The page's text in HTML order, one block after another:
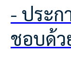
- ประกาศ ช่องทางสำหรับแจ้งเบาะป้ายโฆษณาหรือสิ่งอื่นใดที่รุกล้ำทางสาธารณะที่ไม่
ชอบด้